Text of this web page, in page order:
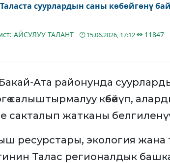
суурлардын саны көбөйгөнү
АЙСУЛУУ ТАЛАНТ 15.06.2026, 17:12
11847
Ата районунда
салыштырмалуу көбөйүп,
жатканы
ресурстары, экология жана
Талас регионалдык